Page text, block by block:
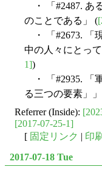
・ 「#2487. あ
のことである」 (
・ 「#2673. 「
中の人々にとっ
1])
・ 「#2935. 「
る三つの要素」
Referrer (Inside):
[2017-07-25-1]
[ 固定リンク | 印
2017-07-18 Tue